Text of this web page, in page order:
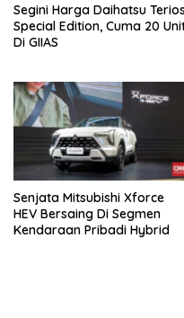
Segini Harga Daihatsu Terios
Special Edition, Cuma 20
Di GIIAS
Senjata Mitsubishi Xforce
HEV Bersaing Di Segmen
Kendaraan Pribadi Hybrid